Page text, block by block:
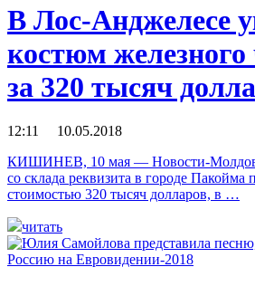
В Лос-Анджелесе
костюм железного
за 320 тысяч
12:11 10.05.2018
КИШИНЕВ, 10 мая — Новости-
со склада реквизита в городе Пакойма
стоимостью 320 тысяч долларов, в …
читать